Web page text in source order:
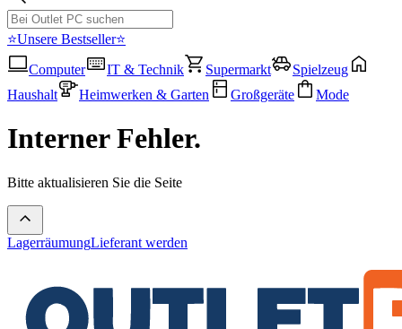
⭐Unsere Bestseller⭐
Computer
IT & Technik Supermarkt
Spielzeug
Haushalt
Heimwerken & Garten Großgeräte Mode
Interner Fehler.
Bitte aktualisieren Sie die Seite
LagerräumungLieferant werden